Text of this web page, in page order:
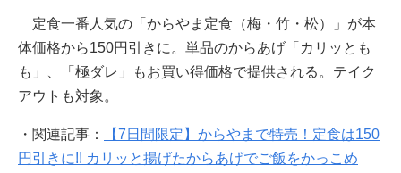
定食一番人気の「からやま定食（梅・竹・松）」が本
体価格から150円引きに。単品のからあげ「カリッとも
も」、「極ダレ」もお買い得価格で提供される。テイク
アウトも対象。
・関連記事：
【7日間限定】からやまで特売！定食は150
円引きに!! カリッと揚げたからあげでご飯をかっこめ